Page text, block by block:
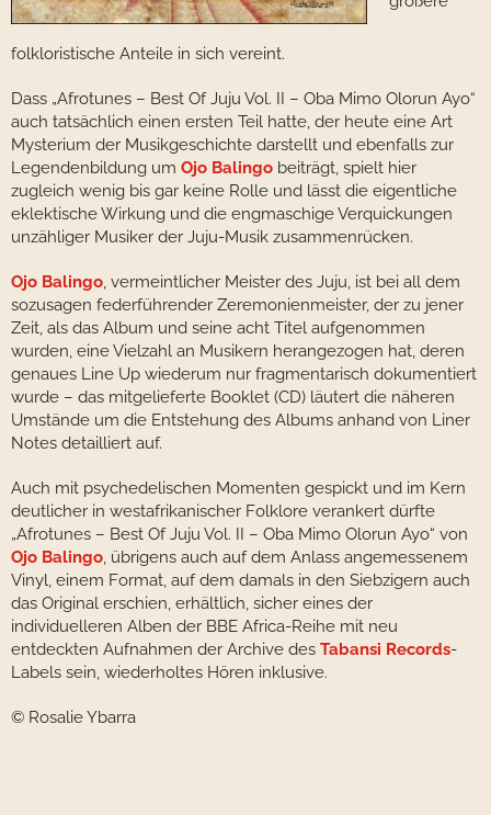
folkloristische Anteile in sich vereint.
Dass „Afrotunes – Best Of Juju Vol. II – Oba Mimo Olorun Ayo“
auch tatsächlich einen ersten Teil hatte, der heute eine Art
Mysterium der Musikgeschichte darstellt und ebenfalls zur
Legendenbildung um Ojo Balingo beiträgt, spielt hier
zugleich wenig bis gar keine Rolle und lässt die eigentliche
eklektische Wirkung und die engmaschige Verquickungen
unzähliger Musiker der Juju-Musik zusammenrücken.
Ojo Balingo, vermeintlicher Meister des Juju, ist bei all dem
sozusagen federführender Zeremonienmeister, der zu jener
Zeit, als das Album und seine acht Titel aufgenommen
wurden, eine Vielzahl an Musikern herangezogen hat, deren
genaues Line Up wiederum nur fragmentarisch dokumentiert
wurde – das mitgelieferte Booklet (CD) läutert die näheren
Umstände um die Entstehung des Albums anhand von Liner
Notes detailliert auf.
Auch mit psychedelischen Momenten gespickt und im Kern
deutlicher in westafrikanischer Folklore verankert dürfte
„Afrotunes – Best Of Juju Vol. II – Oba Mimo Olorun Ayo“ von
Ojo Balingo, übrigens auch auf dem Anlass angemessenem
Vinyl, einem Format, auf dem damals in den Siebzigern auch
das Original erschien, erhältlich, sicher eines der
individuelleren Alben der BBE Africa-Reihe mit neu
entdeckten Aufnahmen der Archive des Tabansi Records-
Labels sein, wiederholtes Hören inklusive.
© Rosalie Ybarra